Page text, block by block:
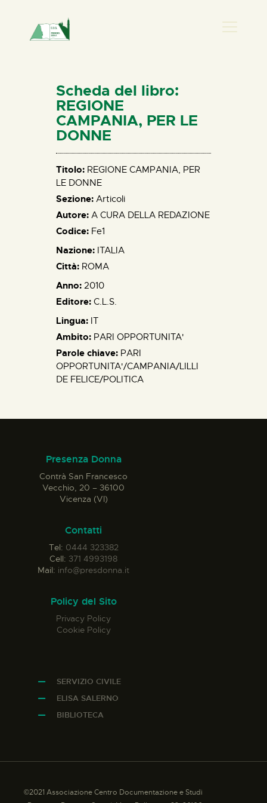
HOME
CHI SIAMO
NEWS
PERCORSI
ELISA SALERNO
CONTATTI
Scheda del libro:
REGIONE
CAMPANIA, PER LE
DONNE
Titolo: REGIONE CAMPANIA, PER
LE DONNE
Sezione: Articoli
Autore: A CURA DELLA REDAZIONE
Codice: Fe1
Nazione: ITALIA
Città: ROMA
Anno: 2010
Editore: C.L.S.
Lingua: IT
Ambito: PARI OPPORTUNITA'
Parole chiave: PARI
OPPORTUNITA'/CAMPANIA/LILLI
DE FELICE/POLITICA
Presenza Donna
Contrà San Francesco
Vecchio, 20 – 36100
Vicenza (VI)
Contatti
Tel: 0444 323382
Cell: 371 4993198
Mail: info@presdonna.it
Policy del Sito
Privacy Policy
Cookie Policy
SERVIZIO CIVILE
ELISA SALERNO
BIBLIOTECA
©2021 Associazione Centro Documentazione e Studi